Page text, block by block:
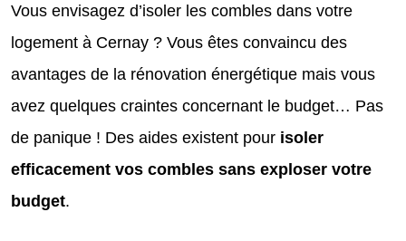
Vous envisagez d’isoler les combles dans votre
logement à Cernay ? Vous êtes convaincu des
avantages de la rénovation énergétique mais vous
avez quelques craintes concernant le budget… Pas
de panique ! Des aides existent pour isoler
efficacement vos combles sans exploser votre
budget.